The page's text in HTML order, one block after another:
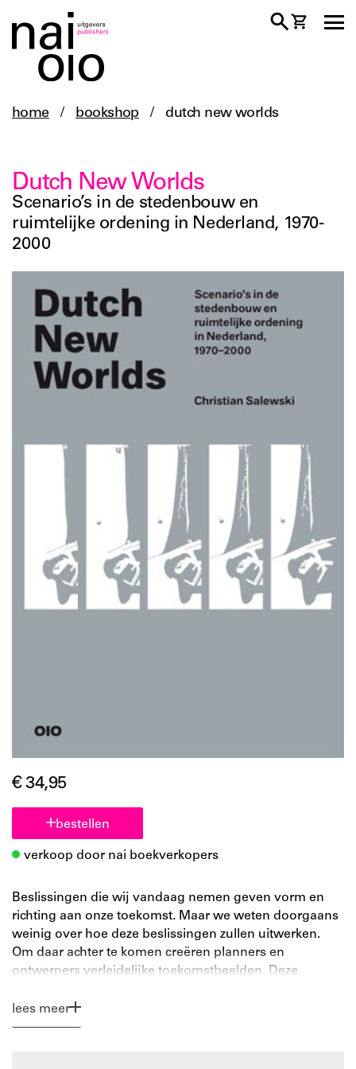
home / bookshop / dutch new worlds
Dutch New Worlds
Scenario’s in de stedenbouw en
ruimtelijke ordening in Nederland, 1970-
2000
€ 34,95
bestellen
verkoop door nai boekverkopers
Beslissingen die wij vandaag nemen geven vorm en
richting aan onze toekomst. Maar we weten doorgaans
weinig over hoe deze beslissingen zullen uitwerken.
Om daar achter te komen creëren planners en
ontwerpers verleidelijke toekomstbeelden. Deze
en rede. In de late jaren tachtig maakte de avant-garde
onder de Nederlandse planners en ontwerpers een
lees meer